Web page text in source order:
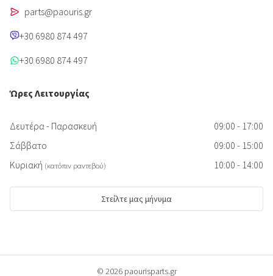
parts@paouris.gr
+30 6980 874 497
+30 6980 874 497
Ώρες Λειτουργίας
Δευτέρα - Παρασκευή
09:00 - 17:00
Σάββατο
09:00 - 15:00
Κυριακή (κατόπιν ραντεβού) 10:00 - 14:00
Στείλτε μας μήνυμα
© 2026 paourisparts.gr